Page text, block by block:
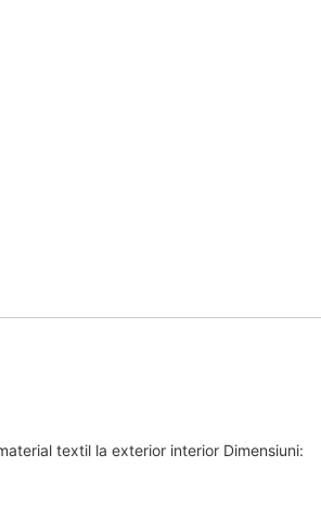
textil la exterior interior Dimensiuni: